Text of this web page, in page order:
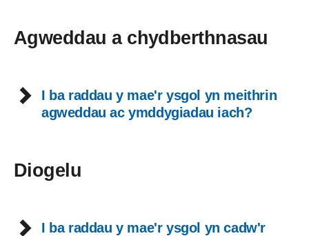
Agweddau a chydberthnasau
I ba raddau y mae'r ysgol yn meithrin
agweddau ac ymddygiadau iach?
Diogelu
I ba raddau y mae'r ysgol yn cadw'r